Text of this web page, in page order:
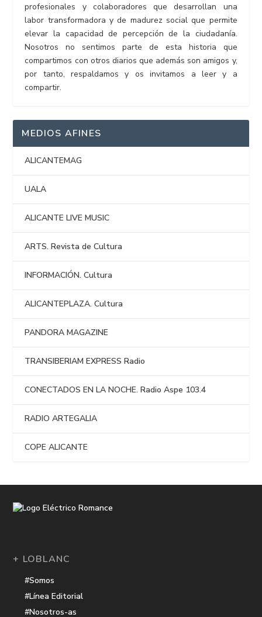
profesionales y colaboradores que desarrollan una
labor transformadora y de madurez social que permite
elevar la capacidad de percepción de la ciudadanía.
Nosotros no sentimos parte de esta historia que
compartimos con otros diarios que además son amigos y,
por tanto, respaldamos y os invitamos a leer y a
compartir.
MEDIOS AFINES
ALICANTEMAG
UALA
ALICANTE LIVE MUSIC
ARTS. Revista de Cultura
INFORMACIÓN. Cultura
ALICANTEPLAZA. Cultura
PANDORA MAGAZINE
TRANSIBERIAM EXPRESS Radio
CONECTADOS EN LA NOCHE. Radio Aspe 103.4
RADIO ARTEGALIA
COPE ALICANTE
+ LOBLANC
#Somos
#Línea Editorial
#Nosotros-as